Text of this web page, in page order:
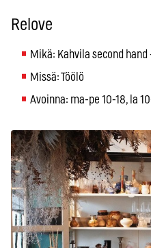
Relove
Mikä: Kahvila second
Missä: Töölö
Avoinna: ma-pe 10-18, la